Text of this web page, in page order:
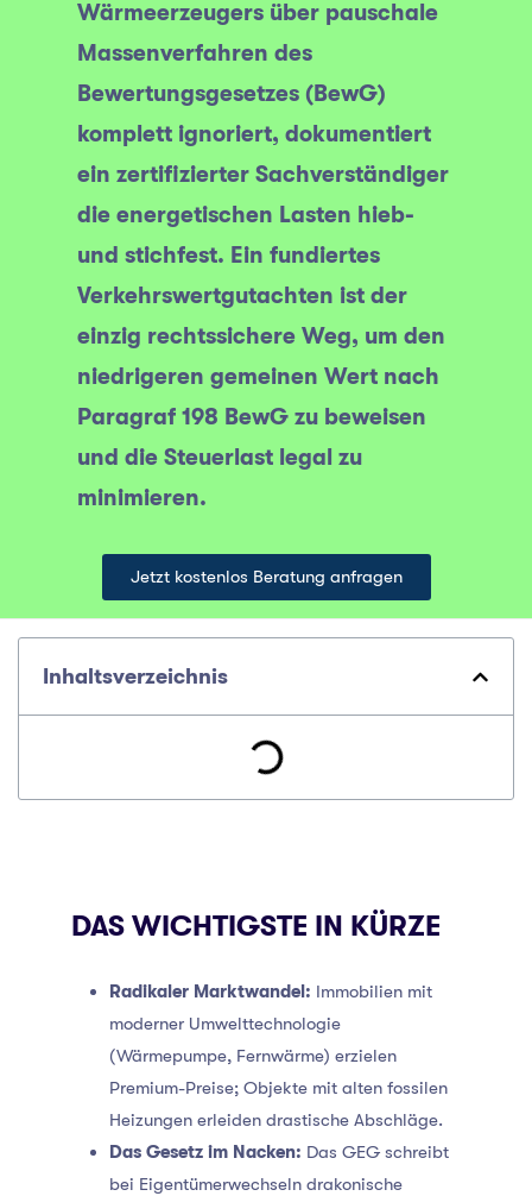
Wärmeerzeugers über pauschale
Massenverfahren des
Bewertungsgesetzes (BewG)
komplett ignoriert, dokumentiert
ein zertifizierter Sachverständiger
die energetischen Lasten hieb-
und stichfest. Ein fundiertes
Verkehrswertgutachten ist der
einzig rechtssichere Weg, um den
niedrigeren gemeinen Wert nach
Paragraf 198 BewG zu beweisen
und die Steuerlast legal zu
minimieren.
Jetzt kostenlos Beratung anfragen
Inhaltsverzeichnis
DAS WICHTIGSTE IN KÜRZE
Radikaler Marktwandel: Immobilien mit
moderner Umwelttechnologie
(Wärmepumpe, Fernwärme) erzielen
Premium-Preise; Objekte mit alten fossilen
Heizungen erleiden drastische Abschläge.
Das Gesetz im Nacken: Das GEG schreibt
bei Eigentümerwechseln drakonische